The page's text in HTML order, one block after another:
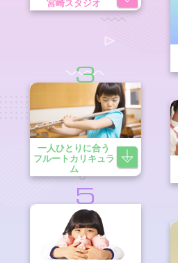
宮崎スタジオ
3
一人ひとりに合う
フルートカリキュラ
ム
5